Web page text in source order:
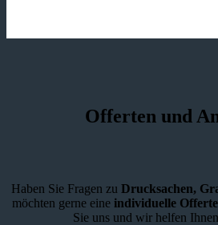
Offerten und
Haben Sie Fragen zu Drucksachen,
möchten gerne eine individuelle Offerte
Sie uns und wir helfen